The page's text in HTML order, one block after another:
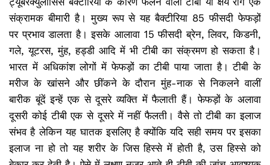
संक्रामक बीमारी है। मुख्य रूप से यह बैक्टीरिया 85 फीसदी फेफड़ों
पर प्रभाव डालता है। इसके आलावा 15 फीसदी ब्रेन, लिवर, किडनी,
गले, यूटरस, मुंह, हड्डी आदि में भी टीबी का संक्रमण हो सकता है।
भारत में अधिकांश लोगों में फेफड़ों का टीबी पाया जाता है। टीबी के
मरीज के खांसने और छींकने के दौरान मुंह-नाक से निकलने वालीं
बारीक बूंदें इन्हें एक से दूसरे व्यक्ति में फैलाती हैं। फेफड़ों के अलावा
दूसरी कोई टीबी एक से दूसरे में नहीं फैलती। वैसे तो टीबी का इलाज
संभव है लेकिन यह घातक इसलिए है क्योंकि यदि सही समय पर इसका
इलाज ना हो तो यह शरीर के जिस हिस्से में होती है, उस हिस्से को